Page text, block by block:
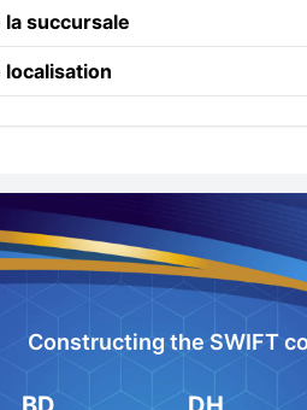
la succursale
localisation
Constructing the SWIFT